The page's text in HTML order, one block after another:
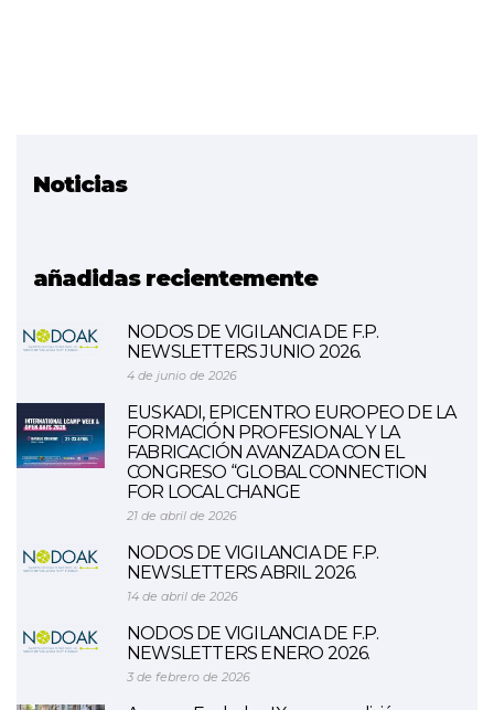
Noticias
añadidas recientemente
NODOS DE VIGILANCIA DE F.P.
NEWSLETTERS JUNIO 2026.
4 de junio de 2026
EUSKADI, EPICENTRO EUROPEO DE LA
FORMACIÓN PROFESIONAL Y LA
FABRICACIÓN AVANZADA CON EL
CONGRESO “GLOBAL CONNECTION
FOR LOCAL CHANGE
21 de abril de 2026
NODOS DE VIGILANCIA DE F.P.
NEWSLETTERS ABRIL 2026.
14 de abril de 2026
NODOS DE VIGILANCIA DE F.P.
NEWSLETTERS ENERO 2026.
3 de febrero de 2026